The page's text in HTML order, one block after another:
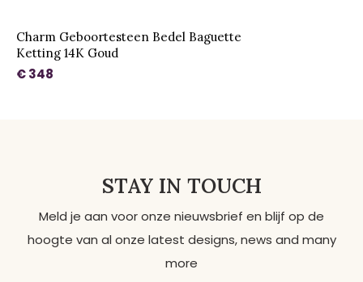
Charm Geboortesteen Bedel Baguette
Ketting 14K Goud
€ 348
STAY IN TOUCH
Meld je aan voor onze nieuwsbrief en blijf op de
hoogte van al onze latest designs, news and many
more